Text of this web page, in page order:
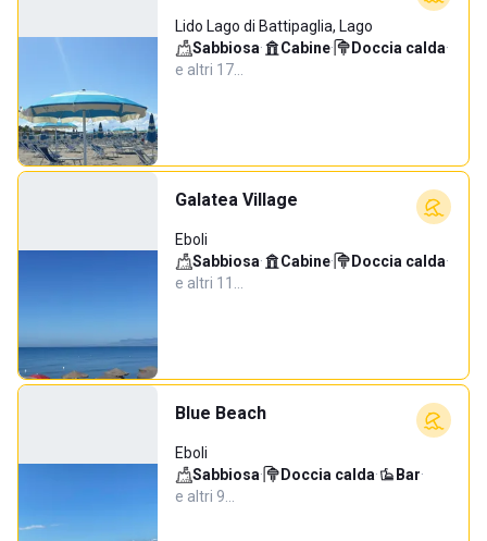
Lido Lago di Battipaglia, Lago
Sabbiosa· Cabine· Doccia calda·
e altri 17…
Galatea Village
Eboli
Sabbiosa· Cabine· Doccia calda·
e altri 11…
Blue Beach
Eboli
Sabbiosa· Doccia calda· Bar·
e altri 9…